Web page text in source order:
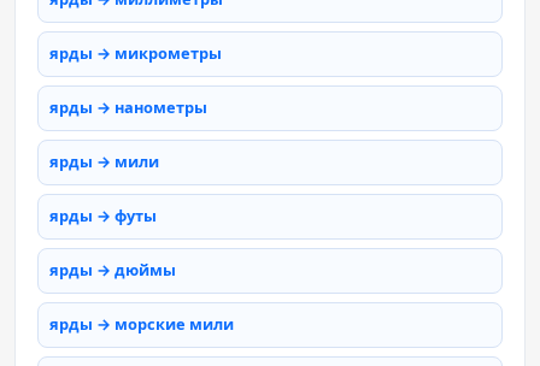
ярды → микрометры
ярды → нанометры
ярды → мили
ярды → футы
ярды → дюймы
ярды → морские мили